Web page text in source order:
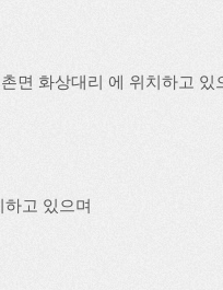
면 화상대리 에 위치하고 있
고 있으며